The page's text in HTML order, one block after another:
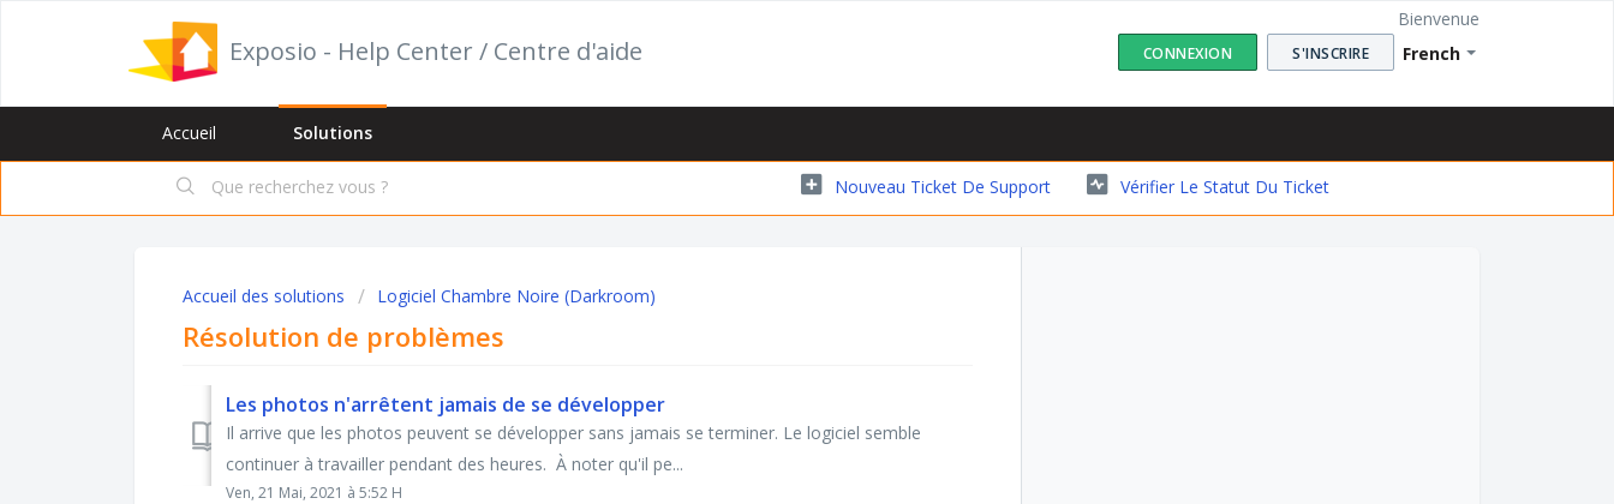
Exposio - Help Center / Centre d'aide French
Bienvenue
CONNEXION S'INSCRIRE
Accueil Solutions
Nouveau Ticket De Support Vérifier Le Statut Du Ticket
Accueil des solutions Logiciel Chambre Noire (Darkroom)
Résolution de problèmes
Les photos n'arrêtent jamais de se développer
Il arrive que les photos peuvent se développer sans jamais se terminer. Le logiciel semble
continuer à travailler pendant des heures. À noter qu'il pe...
Ven, 21 Mai, 2021 à 5:52 H